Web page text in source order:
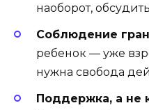
наоборот,
Соблюдение
ребенок — уже
нужна свобода
Поддержка, а не